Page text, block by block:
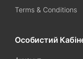
Terms & Conditions
Особистий